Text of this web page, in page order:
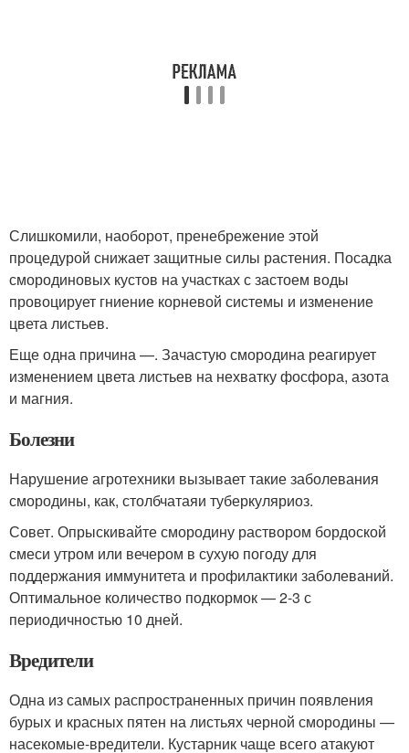
Слишкомили, наоборот, пренебрежение этой
процедурой снижает защитные силы растения. Посадка
смородиновых кустов на участках с застоем воды
провоцирует гниение корневой системы и изменение
цвета листьев.
Еще одна причина —. Зачастую смородина реагирует
изменением цвета листьев на нехватку фосфора, азота
и магния.
Болезни
Нарушение агротехники вызывает такие заболевания
смородины, как, столбчатаяи туберкуляриоз.
Совет. Опрыскивайте смородину раствором бордоской
смеси утром или вечером в сухую погоду для
поддержания иммунитета и профилактики заболеваний.
Оптимальное количество подкормок — 2-3 с
периодичностью 10 дней.
Вредители
Одна из самых распространенных причин появления
бурых и красных пятен на листьях черной смородины —
насекомые-вредители. Кустарник чаще всего атакуют